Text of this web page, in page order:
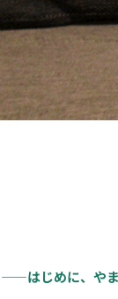
――はじめに、やま